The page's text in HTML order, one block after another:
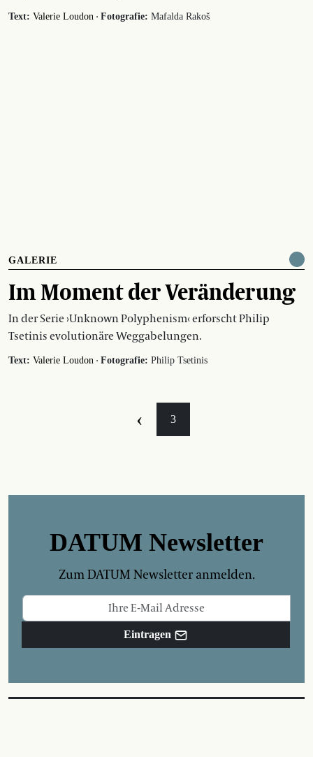
Text: Valerie Loudon · Fotografie: Mafalda Rakoš
GALERIE
Im Moment der Veränderung
In der Serie ›Unknown Polyphenism‹ erforscht Philip
Tsetinis evolutionäre Weggabelungen.
Text: Valerie Loudon · Fotografie: Philip Tsetinis
‹ 3
DATUM Newsletter
Zum DATUM Newsletter anmelden.
Eintragen